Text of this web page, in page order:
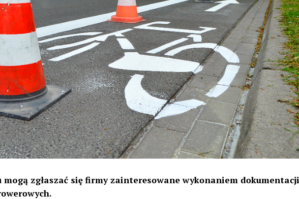
zgłaszać się firmy zainteresowane wykonaniem dokumentacji